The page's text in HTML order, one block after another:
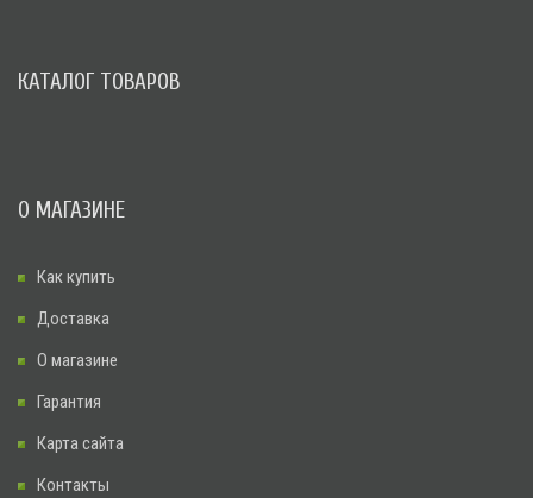
КАТАЛОГ ТОВАРОВ
О МАГАЗИНЕ
Как купить
Доставка
О магазине
Гарантия
Карта сайта
Контакты